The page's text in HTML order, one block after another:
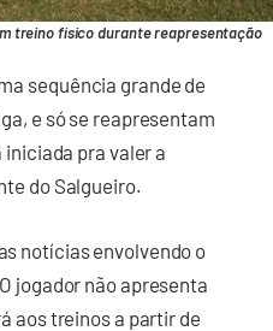
treino físico durante reapresentação
sequência grande de
e só se reapresentam
pra valer a
do Salgueiro.
notícias envolvendo o
jogador não apresenta
aos treinos a partir de